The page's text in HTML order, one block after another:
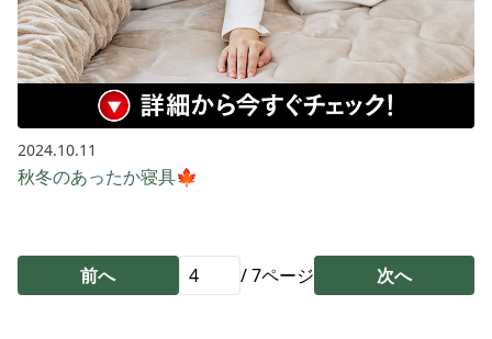
2024.10.11
秋冬のあったか寝具🍁
前へ /7ページ 次へ